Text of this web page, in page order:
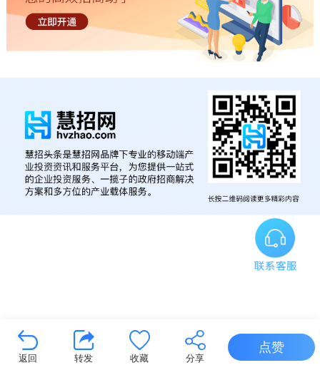
返回 转发 收藏 分享
点赞